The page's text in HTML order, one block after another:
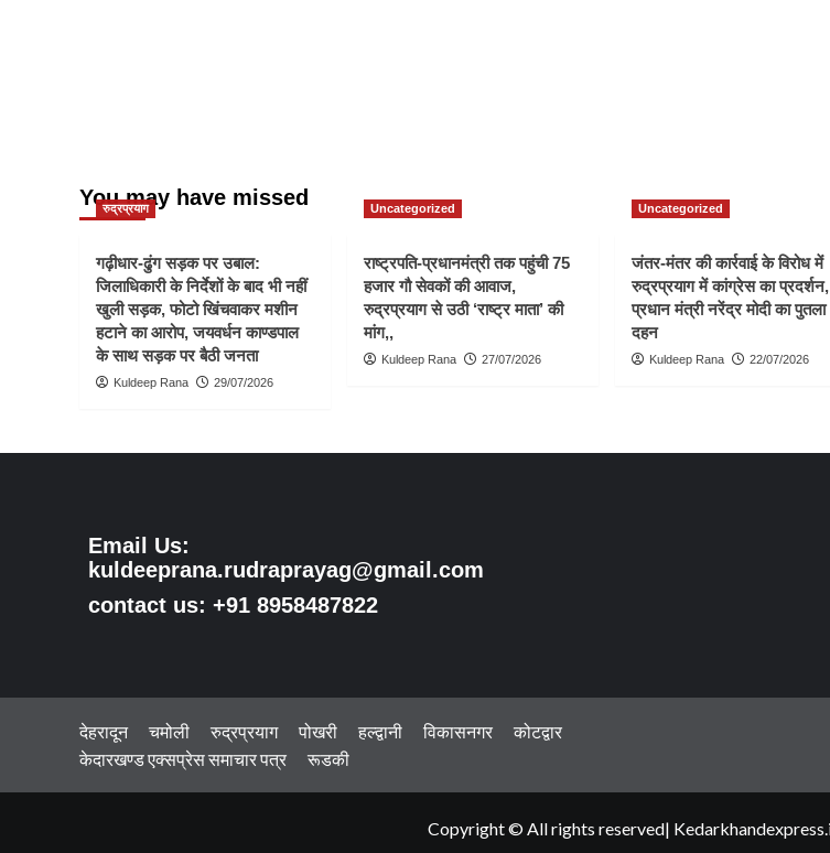
You may have missed
रुद्रप्रयाग
गढ़ीधार-ढुंग सड़क पर उबाल:
जिलाधिकारी के निर्देशों के बाद भी नहीं
खुली सड़क, फोटो खिंचवाकर मशीन
हटाने का आरोप, जयवर्धन काण्डपाल
के साथ सड़क पर बैठी जनता
Kuldeep Rana 29/07/2026
Uncategorized
राष्ट्रपति-प्रधानमंत्री तक पहुंची 75
हजार गौ सेवकों की आवाज,
रुद्रप्रयाग से उठी ‘राष्ट्र माता’ की
मांग,,
Kuldeep Rana 27/07/2026
Uncategorized
जंतर-मंतर की कार्रवाई के विरोध में
रुद्रप्रयाग में कांग्रेस का प्रदर्शन,
प्रधान मंत्री नरेंद्र मोदी का पुतला
दहन
Kuldeep Rana 22/07/2026
Email Us:
kuldeeprana.rudraprayag@gmail.com
contact us: +91 8958487822
देहरादून चमोली रुद्रप्रयाग पोखरी हल्द्वानी विकासनगर
कोटद्वार
केदारखण्ड एक्सप्रेस समाचार पत्र
रूडकी
Copyright © All rights reserved|